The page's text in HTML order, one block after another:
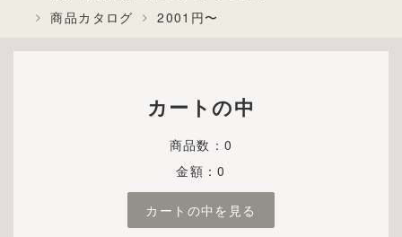
商品カタログ
2001円〜
カートの中
商品数：0
金額：0
カートの中を見る